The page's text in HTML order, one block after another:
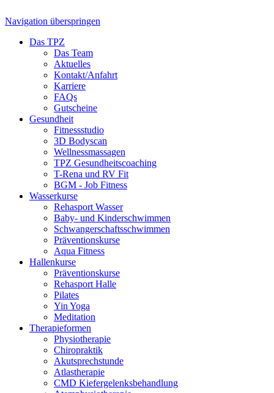
Navigation überspringen
Das TPZ
Das Team
Aktuelles
Kontakt/Anfahrt
Karriere
FAQs
Gutscheine
Gesundheit
Fitnessstudio
3D Bodyscan
Wellnessmassagen
TPZ Gesundheits­coaching
T-Rena und RV Fit
BGM - Job Fitness
Wasserkurse
Rehasport Wasser
Baby- und Kinderschwimmen
Schwangerschafts­schwimmen
Präventionskurse
Aqua Fitness
Hallenkurse
Präventionskurse
Rehasport Halle
Pilates
Yin Yoga
Meditation
Therapieformen
Physiotherapie
Chiropraktik
Akutsprechstunde
Atlastherapie
CMD Kiefer­gelenks­behandlung